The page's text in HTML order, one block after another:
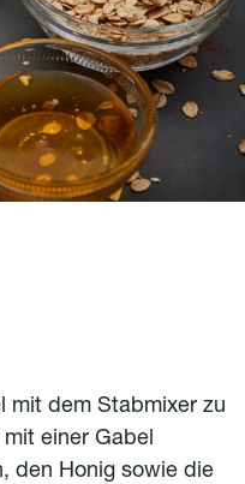
mit dem Stabmixer zu
einer Gabel
den Honig sowie die